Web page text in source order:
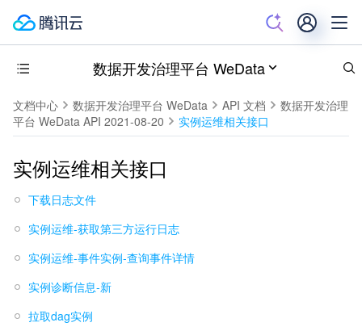
数据开发治理平台 WeData
文档中心 数据开发治理平台 WeData API 文档
数据开发治理
平台 WeData API 2021-08-20
实例运维相关接口
实例运维相关接口
下载日志文件
实例运维-获取第三方运行日志
实例运维-事件实例-查询事件详情
实例诊断信息-新
拉取dag实例